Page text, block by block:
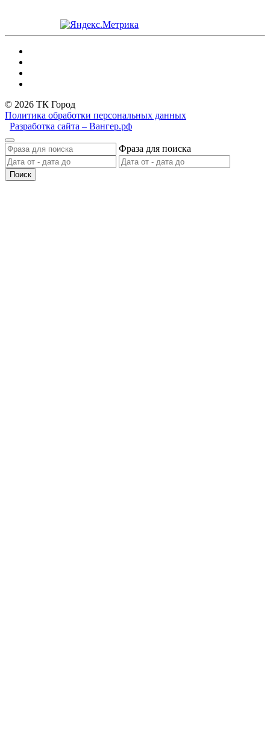
© 2026 ТК Город
Политика обработки персональных данных
Разработка сайта – Вангер.рф
Фраза для поиска
Поиск